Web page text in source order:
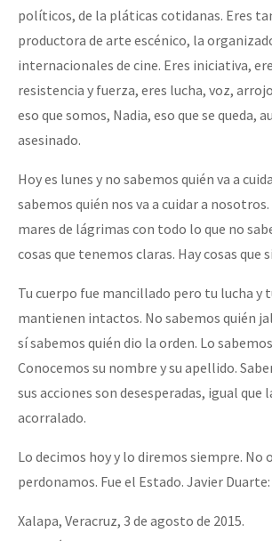
políticos, de la pláticas cotidanas. Eres
productora de arte escénico, la
internacionales de cine. Eres iniciativa,
resistencia y fuerza, eres lucha, voz,
eso que somos, Nadia, eso que se queda,
asesinado.
Hoy es lunes y no sabemos quién va a
sabemos quién nos va a cuidar a
mares de lágrimas con todo lo que no
cosas que tenemos claras. Hay cosas que
Tu cuerpo fue mancillado pero tu lucha y
mantienen intactos. No sabemos quién
sí sabemos quién dio la orden. Lo
Conocemos su nombre y su apellido.
sus acciones son desesperadas, igual que
acorralado.
Lo decimos hoy y lo diremos siempre. No
perdonamos. Fue el Estado. Javier
Xalapa, Veracruz, 3 de agosto de 2015.